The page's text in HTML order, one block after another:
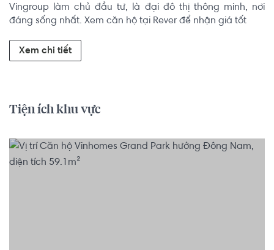
Vingroup làm chủ đầu tư, là đại đô thị thông minh, nơi
đáng sống nhất. Xem căn hộ tại Rever để nhận giá tốt
Xem chi tiết
Tiện ích khu vực